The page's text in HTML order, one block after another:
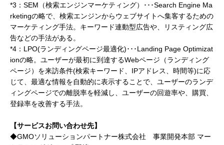
*3：SEM（検索エンジンマーケティング）･･･Search Engine Ma
rketingの略で、検索エンジンからウェブサイトへ集客するための
マーケティング手法。キーワード連動型広告や、リスティング広
告などの手法がある。
*4：LPO(ランディングページ最適化)･･･Landing Page Optimizat
ionの略。ユーザーが最初に到達するWebページ（ランディング
ページ）を来訪条件(検索キーワード、IPアドレス、時間等)に応
じて、最適な情報を自動的に表示することで、ユーザーのランデ
ィングページでの離脱率を軽減し、ユーザーの回遊率や、購買、
登録率を改善する手法。
【サービスお問い合わせ先】
◆GMOソリューションパートナー株式会社 事業開発本部 マー